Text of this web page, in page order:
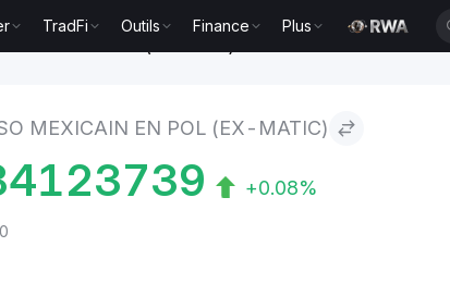
TradFi Outils Finance Plus
MEXICAIN EN POL (EX-MATIC)
+0.08%